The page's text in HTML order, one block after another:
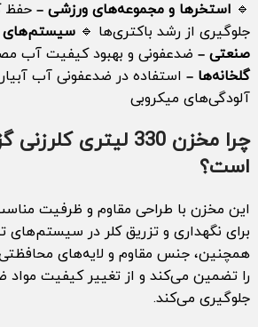
🔹 استخرها و مجموعه‌های ورزشی– حفظ
جلوگیری از رشد باکتری‌ها 🔹 سیستم‌های
صنعتی– ضدعفونی و بهبود کیفیت آب
گلخانه‌ها – استفاده در ضدعفونی آب
آلودگی‌های میکروبی
چرا مخزن 330 لیتری
است؟
این مخزن با طراحی مقاوم و ظرفیت
برای نگهداری و تزریق کلر در
همچنین، جنس مقاوم و لایه‌های محافظتی
را تضمین می‌کند و از تغییر کیفیت مواد
جلوگیری می‌کند.